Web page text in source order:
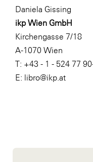
WKS
WK UBIT
Zühlke
Media
Daniela Gissing
ikp Wien GmbH
Kirchengasse 7/18
A-1070 Wien
T: +43 - 1 - 524 77
E: libro@ikp.at